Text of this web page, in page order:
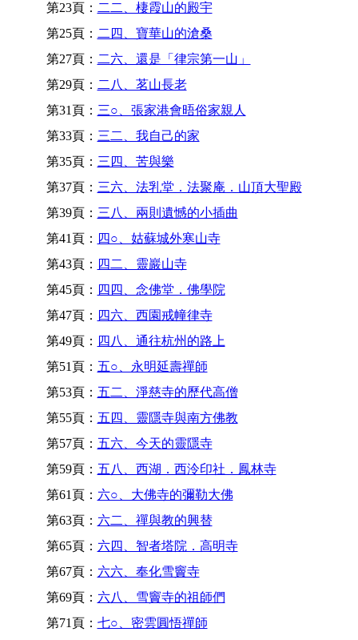
第23頁： 二二、棲霞山的殿宇
第25頁： 二四、寶華山的滄桑
第27頁： 二六、還是「律宗第一山」
第29頁： 二八、茗山長老
第31頁： 三○、張家港會晤俗家親人
第33頁： 三二、我自己的家
第35頁： 三四、苦與樂
第37頁： 三六、法乳堂．法聚庵．山頂大聖殿
第39頁： 三八、兩則遺憾的小插曲
第41頁： 四○、姑蘇城外寒山寺
第43頁： 四二、靈巖山寺
第45頁： 四四、念佛堂．佛學院
第47頁： 四六、西園戒幢律寺
第49頁： 四八、通往杭州的路上
第51頁： 五○、永明延壽禪師
第53頁： 五二、淨慈寺的歷代高僧
第55頁： 五四、靈隱寺與南方佛教
第57頁： 五六、今天的靈隱寺
第59頁： 五八、西湖．西泠印社．鳳林寺
第61頁： 六○、大佛寺的彌勒大佛
第63頁： 六二、禪與教的興替
第65頁： 六四、智者塔院．高明寺
第67頁： 六六、奉化雪竇寺
第69頁： 六八、雪竇寺的祖師們
第71頁： 七○、密雲圓悟禪師